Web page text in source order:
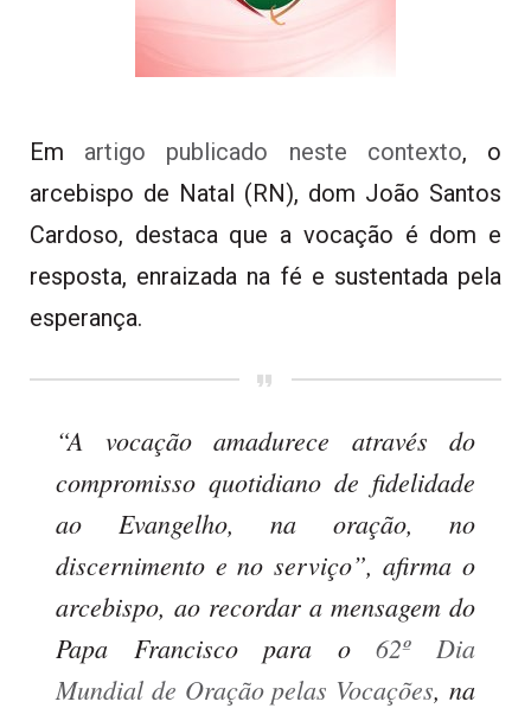
Em artigo publicado neste contexto, o
arcebispo de Natal (RN), dom João Santos
Cardoso, destaca que a vocação é dom e
resposta, enraizada na fé e sustentada pela
esperança.
“A vocação amadurece através do
compromisso quotidiano de fidelidade
ao Evangelho, na oração, no
discernimento e no serviço”, afirma o
arcebispo, ao recordar a mensagem do
Papa Francisco para o62º Dia
Mundial de Oração pelas Vocações, na